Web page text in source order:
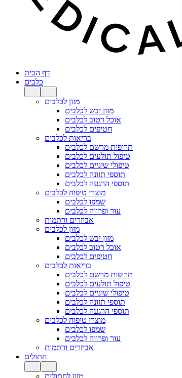
דף הבית
כלבים
מזון לכלבים
מזון יבש לכלבים
אוכל רטוב לכלבים
חטיפים לכלבים
בריאות לכלבים
תרופות מרשם לכלבים
טיפול תולעים לכלבים
טיפולי שיניים לכלבים
תוספי תזונה לכלבים
תוספי הרגעה לכלבים
מוצרי טיפוח לכלבים
שמפו לכלבים
עור ופרווה לכלבים
אביזרים ורתמות
מזון לכלבים
מזון יבש לכלבים
אוכל רטוב לכלבים
חטיפים לכלבים
בריאות לכלבים
תרופות מרשם לכלבים
טיפול תולעים לכלבים
טיפולי שיניים לכלבים
תוספי תזונה לכלבים
תוספי הרגעה לכלבים
מוצרי טיפוח לכלבים
שמפו לכלבים
עור ופרווה לכלבים
אביזרים ורתמות
חתולים
מזון לחתולים